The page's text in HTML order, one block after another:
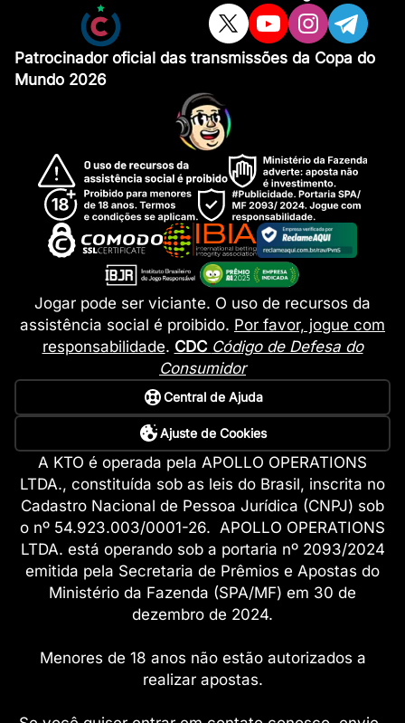
Patrocinador oficial das transmissões da Copa do
Mundo 2026
Jogar pode ser viciante. O uso de recursos da
assistência social é proibido. Por favor, jogue com
responsabilidade. CDC Código de Defesa do
Consumidor
Central de Ajuda
Ajuste de Cookies
A KTO é operada pela APOLLO OPERATIONS
LTDA., constituída sob as leis do Brasil, inscrita no
Cadastro Nacional de Pessoa Jurídica (CNPJ) sob
o nº 54.923.003/0001-26. APOLLO OPERATIONS
LTDA. está operando sob a portaria nº 2093/2024
emitida pela Secretaria de Prêmios e Apostas do
Ministério da Fazenda (SPA/MF) em 30 de
dezembro de 2024.
Menores de 18 anos não estão autorizados a
realizar apostas.